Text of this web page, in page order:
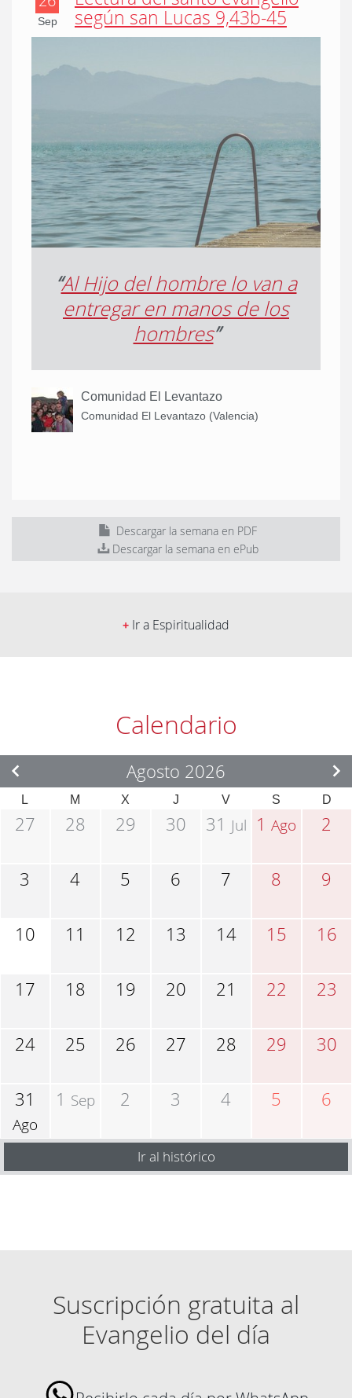
Sep
según san Lucas 9,43b-45
“Al Hijo del hombre lo van a
entregar en manos de los
hombres”
Comunidad El Levantazo
Comunidad El Levantazo (Valencia)
Descargar la semana en PDF
Descargar la semana en ePub
+ Ir a Espiritualidad
Calendario
Agosto 2026
L M X J V S D
27 28 29 30 31 Jul 1Ago 2
3 4 5 6 7 8 9
10 11 12 13 14 15 16
17 18 19 20 21 22 23
24 25 26 27 28 29 30
31
Ago
1 Sep 2 3 4 5 6
Ir al histórico
Suscripción gratuita al
Evangelio del día